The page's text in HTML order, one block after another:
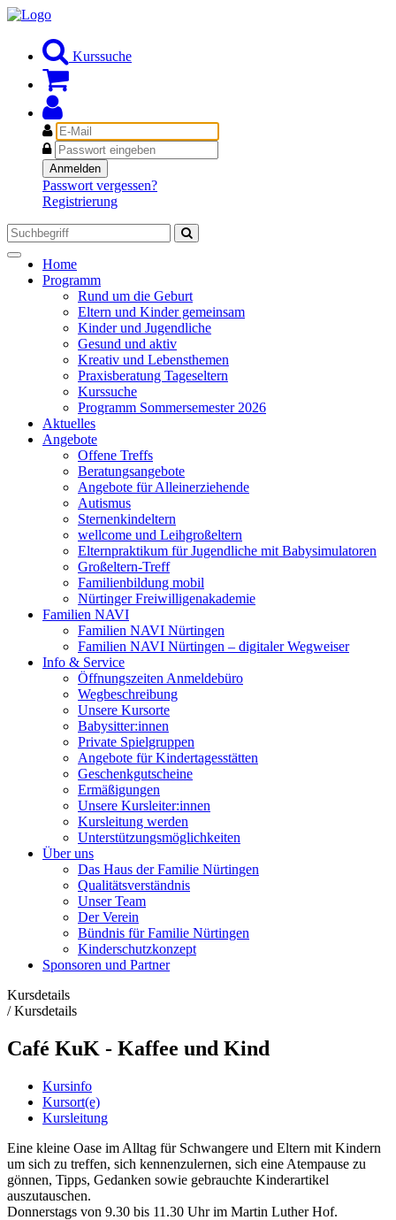
Kurssuche
E-
Mail
Passwort
Anmelden
Passwort vergessen?
Registrierung
Toggle
navigation
Home
Programm
Rund um die Geburt
Eltern und Kinder gemeinsam
Kinder und Jugendliche
Gesund und aktiv
Kreativ und Lebensthemen
Praxisberatung Tageseltern
Kurssuche
Programm Sommersemester 2026
Aktuelles
Angebote
Offene Treffs
Beratungsangebote
Angebote für Alleinerziehende
Autismus
Sternenkindeltern
wellcome und Leihgroßeltern
Elternpraktikum für Jugendliche mit Babysimulatoren
Großeltern-Treff
Familienbildung mobil
Nürtinger Freiwilligenakademie
Familien NAVI
Familien NAVI Nürtingen
Familien NAVI Nürtingen – digitaler Wegweiser
Info & Service
Öffnungszeiten Anmeldebüro
Wegbeschreibung
Unsere Kursorte
Babysitter:innen
Private Spielgruppen
Angebote für Kindertagesstätten
Geschenkgutscheine
Ermäßigungen
Unsere Kursleiter:innen
Kursleitung werden
Unterstützungsmöglichkeiten
Über uns
Das Haus der Familie Nürtingen
Qualitätsverständnis
Unser Team
Der Verein
Bündnis für Familie Nürtingen
Kinderschutzkonzept
Sponsoren und Partner
Kursdetails
/Kursdetails
Café KuK - Kaffee und Kind
Kursinfo
Kursort(e)
Kursleitung
Eine kleine Oase im Alltag für Schwangere und Eltern mit Kindern
um sich zu treffen, sich kennenzulernen, sich eine Atempause zu
gönnen, Tipps, Gedanken sowie gebrauchte Kinderartikel
auszutauschen.
Donnerstags von 9.30 bis 11.30 Uhr im Martin Luther Hof.